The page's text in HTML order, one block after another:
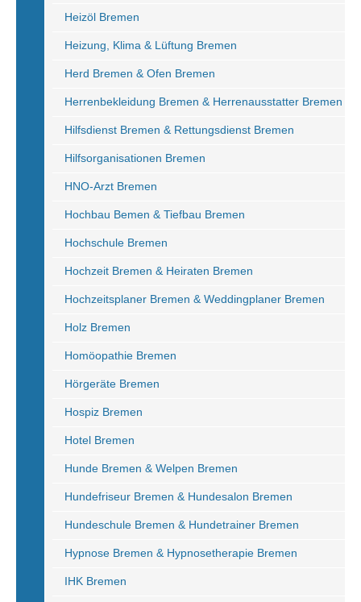
Heizöl Bremen
Heizung, Klima & Lüftung Bremen
Herd Bremen & Ofen Bremen
Herrenbekleidung Bremen & Herrenausstatter Bremen
Hilfsdienst Bremen & Rettungsdienst Bremen
Hilfsorganisationen Bremen
HNO-Arzt Bremen
Hochbau Bemen & Tiefbau Bremen
Hochschule Bremen
Hochzeit Bremen & Heiraten Bremen
Hochzeitsplaner Bremen & Weddingplaner Bremen
Holz Bremen
Homöopathie Bremen
Hörgeräte Bremen
Hospiz Bremen
Hotel Bremen
Hunde Bremen & Welpen Bremen
Hundefriseur Bremen & Hundesalon Bremen
Hundeschule Bremen & Hundetrainer Bremen
Hypnose Bremen & Hypnosetherapie Bremen
IHK Bremen